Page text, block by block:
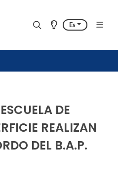
Es
DE
REALIZAN
DEL B.A.P.